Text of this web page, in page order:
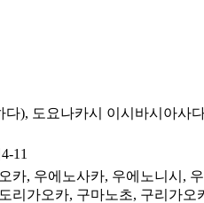
), 도요나카시 이시바시아사
11
카, 우에노사카, 우에노니시,
리가오카, 구마노초, 구리가